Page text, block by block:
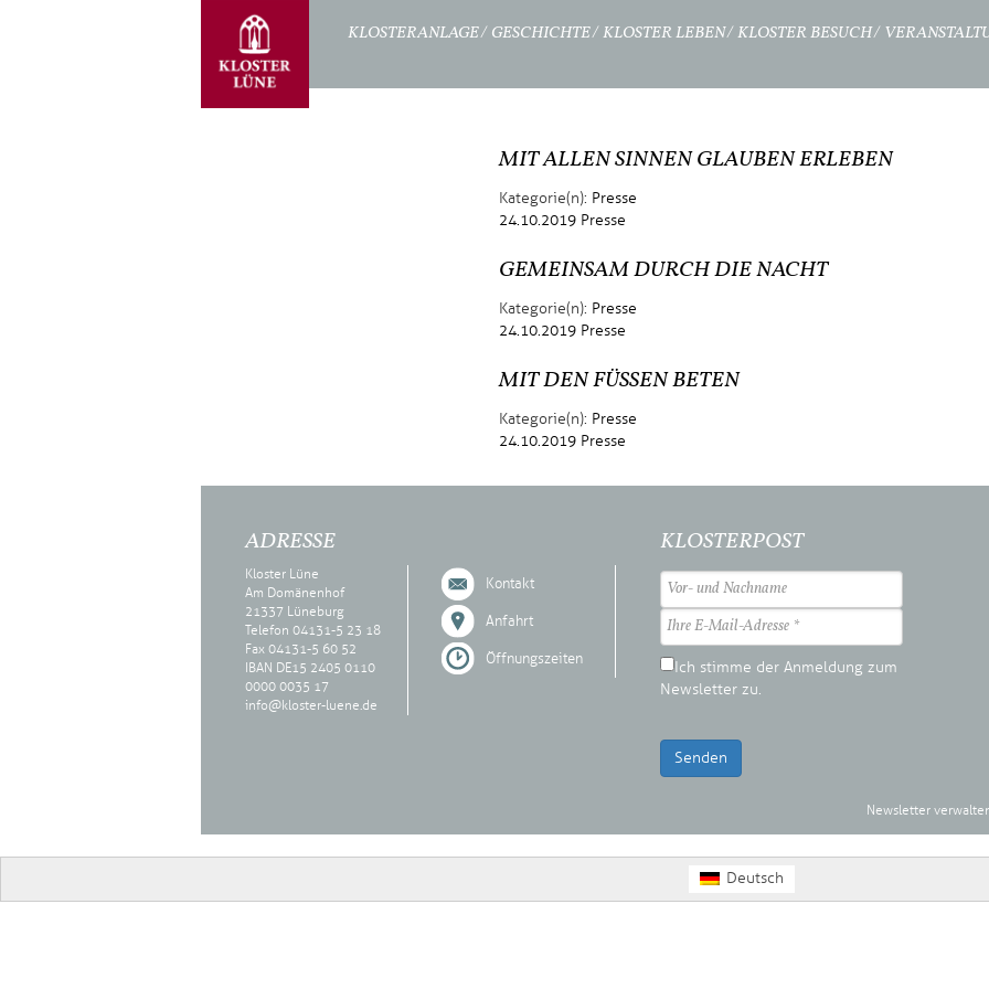
STARTSEITE KLOSTERANLAGE GESCHICHTE KLOSTER LEBEN KLOSTER BESUCH
MIT ALLEN SINNEN GLAUBEN ERLEBEN
Kategorie(n): Presse
24.10.2019 Presse
GEMEINSAM DURCH DIE NACHT
Kategorie(n): Presse
24.10.2019 Presse
MIT DEN FÜSSEN BETEN
Kategorie(n): Presse
24.10.2019 Presse
ADRESSE
Kloster Lüne
Am Domänenhof
21337 Lüneburg
Telefon 04131-5 23 18
Fax 04131-5 60 52
IBAN DE15 2405 0110
0000 0035 17
info@kloster-luene.de
Kontakt
Anfahrt
Öffnungszeiten
KLOSTERPOST
Ich stimme der Anmeldung zum
Newsletter zu.
Senden
Newsletter
Deutsch